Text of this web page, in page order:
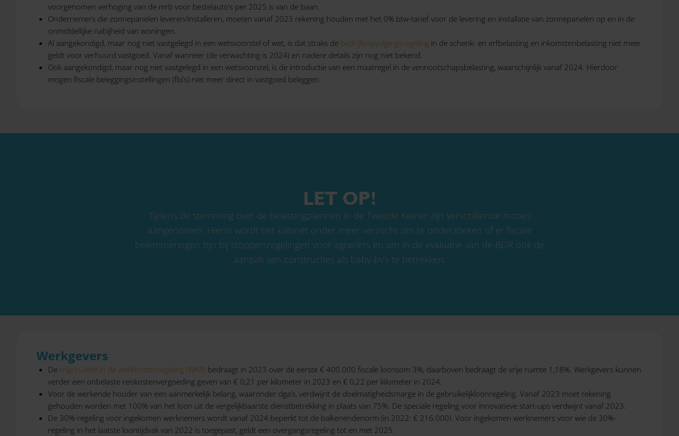
voorgenomen verhoging van de mrb voor bestelauto’s per 2025 is van de baan.
Ondernemers die zonnepanelen leveren/installeren, moeten vanaf 2023 rekening houden met het 0% btw-tarief voor de levering en installatie van zonnepanelen op en in de
onmiddellijke nabijheid van woningen.
Al aangekondigd, maar nog niet vastgelegd in een wetsvoorstel of wet, is dat straks de bedrijfsopvolgingsregeling in de schenk- en erfbelasting en inkomstenbelasting niet meer
geldt voor verhuurd vastgoed. Vanaf wanneer (de verwachting is 2024) en nadere details zijn nog niet bekend.
Ook aangekondigd, maar nog niet vastgelegd in een wetsvoorstel, is de introductie van een maatregel in de vennootschapsbelasting, waarschijnlijk vanaf 2024. Hierdoor
mogen fiscale beleggingsinstellingen (fbi’s) niet meer direct in vastgoed beleggen.
LET OP!
Tijdens de stemming over de belastingplannen in de Tweede Kamer zijn verschillende moties
aangenomen. Hierin wordt het kabinet onder meer verzocht om te onderzoeken of er fiscale
belemmeringen zijn bij stoppersregelingen voor agrariërs en om in de evaluatie van de BOR ook de
aanpak van constructies als baby-bv’s te betrekken.
Werkgevers
De vrije ruimte in de werkkostenregeling (WKR) bedraagt in 2023 over de eerste € 400.000 fiscale loonsom 3%, daarboven bedraagt de vrije ruimte 1,18%. Werkgevers kunnen
verder een onbelaste reiskostenvergoeding geven van € 0,21 per kilometer in 2023 en € 0,22 per kilometer in 2024.
Voor de werkende houder van een aanmerkelijk belang, waaronder dga’s, verdwijnt de doelmatigheidsmarge in de gebruikelijkloonregeling. Vanaf 2023 moet rekening
gehouden worden met 100% van het loon uit de vergelijkbaarste dienstbetrekking in plaats van 75%. De speciale regeling voor innovatieve start-ups verdwijnt vanaf 2023.
De 30%-regeling voor ingekomen werknemers wordt vanaf 2024 beperkt tot de balkenendenorm (in 2022: € 216.000). Voor ingekomen werknemers voor wie de 30%-
regeling in het laatste loontijdvak van 2022 is toegepast, geldt een overgangsregeling tot en met 2025.